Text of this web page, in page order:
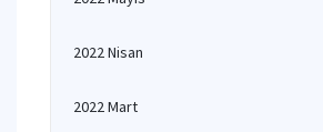
2022 Nisan
2022 Mart